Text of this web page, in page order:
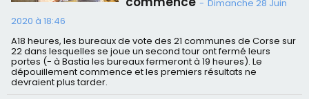
- Dimanche 28 Juin
2020 à 18:46
A18 heures, les bureaux de vote des 21 communes de Corse sur
22 dans lesquelles se joue un second tour ont fermé leurs
portes (- à Bastia les bureaux fermeront à 19 heures). Le
dépouillement commence et les premiers résultats ne
devraient plus tarder.